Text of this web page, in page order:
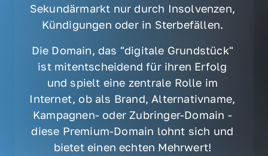
Sekundärmarkt nur durch Insolvenzen,
Kündigungen oder in Sterbefällen.
Die Domain, das "digitale Grundstück"
ist mitentscheidend für ihren Erfolg
und spielt eine zentrale Rolle im
Internet, ob als Brand, Alternativname,
Kampagnen- oder Zubringer-Domain -
diese Premium-Domain lohnt sich und
bietet einen echten Mehrwert!